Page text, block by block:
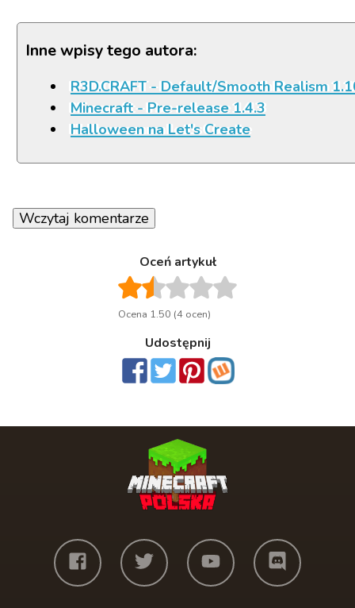
Inne wpisy tego autora:
R3D.CRAFT - Default/Smooth Realism
Minecraft - Pre-release 1.4.3
Halloween na Let's Create
Wczytaj komentarze
Oceń artykuł
Ocena 1.50 (4 ocen)
Udostępnij